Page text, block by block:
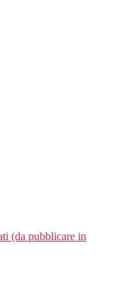
(da pubblicare in